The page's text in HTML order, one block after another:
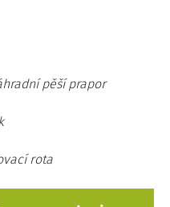
pěší prapor
rota